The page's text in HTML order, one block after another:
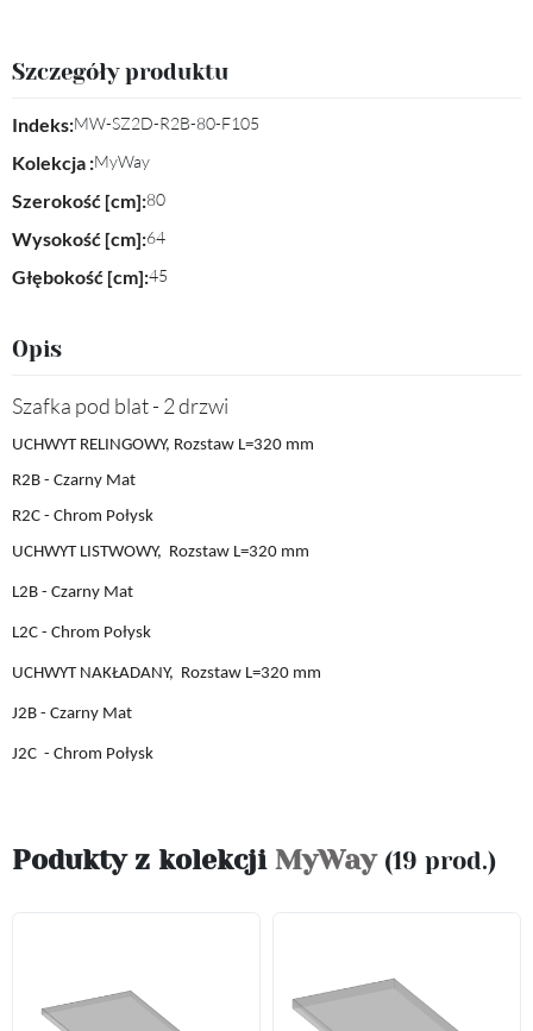
Szczegóły produktu
Indeks:MW-SZ2D-R2B-80-F105
Kolekcja :MyWay
Szerokość [cm]:80
Wysokość [cm]:64
Głębokość [cm]:45
Opis
Szafka pod blat - 2 drzwi
UCHWYT RELINGOWY, Rozstaw L=320 mm
R2B - Czarny Mat
R2C - Chrom Połysk
UCHWYT LISTWOWY, Rozstaw L=320 mm
L2B - Czarny Mat
L2C - Chrom Połysk
UCHWYT NAKŁADANY, Rozstaw L=320 mm
J2B - Czarny Mat
J2C - Chrom Połysk
Podukty z kolekcji MyWay (19 prod.)